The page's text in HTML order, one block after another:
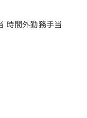
時間外勤務手当